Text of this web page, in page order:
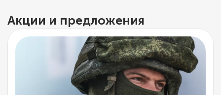
Акции и предложения